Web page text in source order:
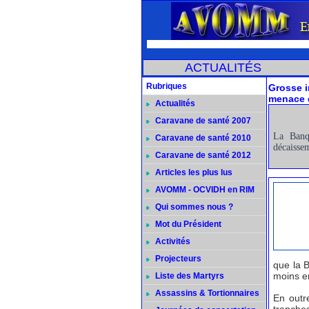
ACTUALITÉS
Rubriques
Actualités
Caravane de santé 2007
Caravane de santé 2010
Caravane de santé 2012
Articles les plus lus
AVOMM - OCVIDH en RIM
Qui sommes nous ?
Mot du Président
Activités
Projecteurs
Liste des Martyrs
Assassins & Tortionnaires
Grosse
La
que la
moins
En